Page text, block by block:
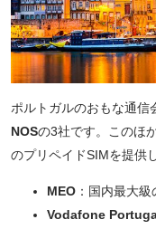
ポルトガルのおもな通信
NOSの3社です。このほ
のプリペイドSIMを提供
MEO ：国内最大
Vodafone